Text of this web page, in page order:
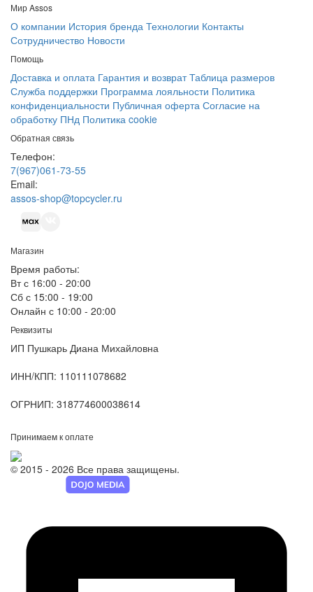
Мир Assos
О компании История бренда Технологии Контакты
Сотрудничество Новости
Помощь
Доставка и оплата Гарантия и возврат Таблица размеров
Служба поддержки Программа лояльности Политика
конфиденциальности Публичная оферта Согласие на
обработку ПНд Политика cookie
Обратная связь
Телефон:
7(967)061-73-55
Email:
assos-shop@topcycler.ru
Магазин
Время работы:
Вт с 16:00 - 20:00
Сб с 15:00 - 19:00
Онлайн с 10:00 - 20:00
Реквизиты
ИП Пушкарь Диана Михайловна
ИНН/КПП: 110111078682
ОГРНИП: 318774600038614
Принимаем к оплате
© 2015 - 2026 Все права защищены.